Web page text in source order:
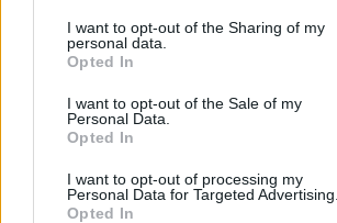
not limited to your visit or usage behaviour.
grant or deny consent to Google and its
use your data for below specified purposes
consent section.
I want to opt-out of the Sharing of my
personal data.
Opted In
I want to opt-out of the Sale of my
Personal Data.
Opted In
I want to opt-out of processing my
Personal Data for Targeted Advertising.
Opted In
Népszerű